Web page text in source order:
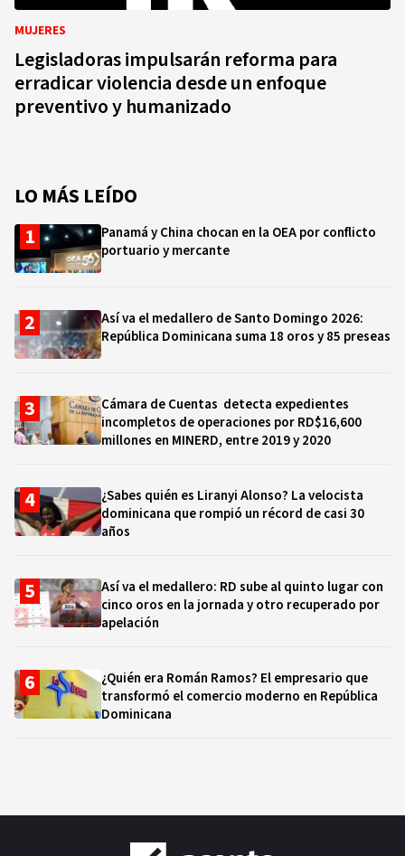
MUJERES
Legisladoras impulsarán reforma para
erradicar violencia desde un enfoque
preventivo y humanizado
LO MÁS LEÍDO
Panamá y China chocan en la OEA por conflicto
portuario y mercante
Así va el medallero de Santo Domingo 2026:
República Dominicana suma 18 oros y 85 preseas
Cámara de Cuentas detecta expedientes
incompletos de operaciones por RD$16,600
millones en MINERD, entre 2019 y 2020
¿Sabes quién es Liranyi Alonso? La velocista
dominicana que rompió un récord de casi 30
años
Así va el medallero: RD sube al quinto lugar con
cinco oros en la jornada y otro recuperado por
apelación
¿Quién era Román Ramos? El empresario que
transformó el comercio moderno en República
Dominicana